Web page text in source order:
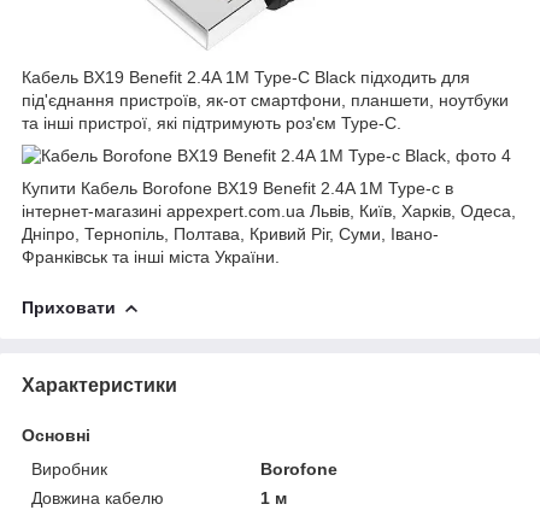
Кабель BX19 Benefit 2.4A 1M Type-C Black підходить для
під'єднання пристроїв, як-от смартфони, планшети, ноутбуки
та інші пристрої, які підтримують роз'єм Type-C.
Купити Кабель Borofone BX19 Benefit 2.4A 1M Type-c в
інтернет-магазині appexpert.com.ua Львів, Київ, Харків, Одеса,
Дніпро, Тернопіль, Полтава, Кривий Ріг, Суми, Івано-
Франківськ та інші міста України.
Приховати
Характеристики
Основні
Виробник
Borofone
Довжина кабелю
1 м